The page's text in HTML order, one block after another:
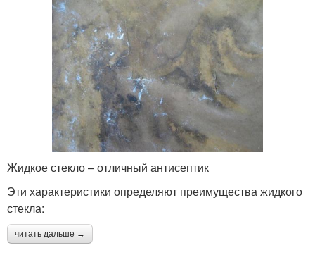
Жидкое стекло – отличный антисептик
Эти характеристики определяют преимущества жидкого
стекла:
читать дальше →